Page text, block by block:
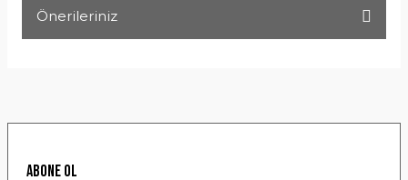
Önerileriniz
Ürün resmi kalitesiz, bozuk veya görüntülenemiyor.
ABONE OL